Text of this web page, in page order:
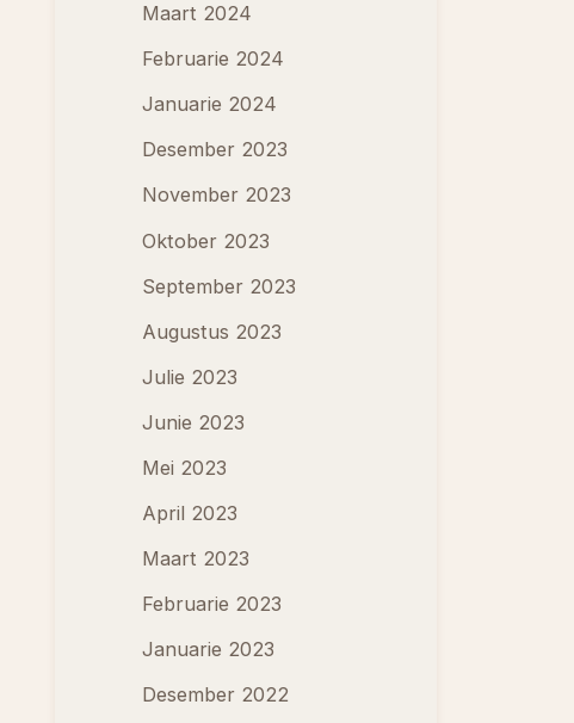
Maart 2024
Februarie 2024
Januarie 2024
Desember 2023
November 2023
Oktober 2023
September 2023
Augustus 2023
Julie 2023
Junie 2023
Mei 2023
April 2023
Maart 2023
Februarie 2023
Januarie 2023
Desember 2022